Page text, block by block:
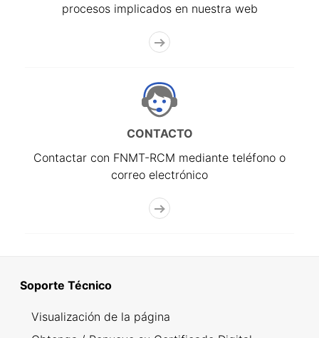
procesos implicados en nuestra web
CONTACTO
Contactar con FNMT-RCM mediante teléfono o
correo electrónico
Soporte Técnico
Visualización de la página